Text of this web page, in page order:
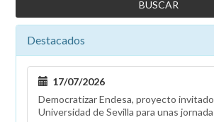
Destacados
17/07/2026
Democratizar Endesa, proyecto
Universidad de Sevilla para unas